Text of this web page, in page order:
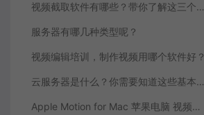
视频截取软件有哪些？带你了解这三个视频编辑软件
服务器有哪几种类型呢？
视频编辑培训，制作视频用哪个软件好？
云服务器是什么？你需要知道这些基本知识
Apple Motion for Mac 苹果电脑 视频编辑软件